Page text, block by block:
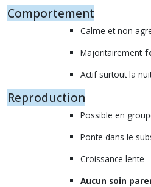
Comportement
Calme et non
Majoritairement
Actif surtout la
Reproduction
Possible en
Ponte dans le
Croissance lente
Aucun soin